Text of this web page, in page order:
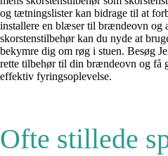
og tætningslister kan bidrage til at
installere en blæser til brændeovn og
skorstenstilbehør kan du nyde at
bekymre dig om røg i stuen. Besøg
rette tilbehør til din brændeovn og få
effektiv fyringsoplevelse.
Ofte stillede